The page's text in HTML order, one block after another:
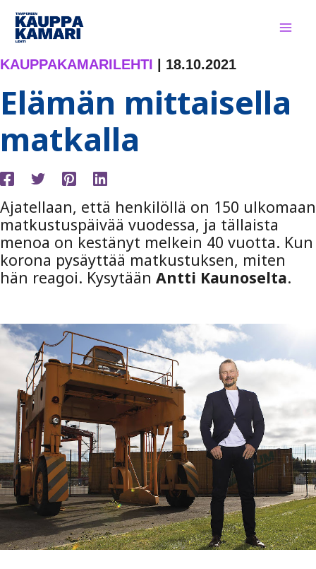
Siirry
sisältöön
KAUPPAKAMARILEHTI 18.10.2021
Elämän mittaisella
matkalla
Ajatellaan, että henkilöllä on 150 ulkomaan
matkustuspäivää vuodessa, ja tällaista
menoa on kestänyt melkein 40 vuotta. Kun
korona pysäyttää matkustuksen, miten
hän reagoi. Kysytään Antti Kaunoselta.